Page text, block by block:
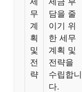
무
계
획
및
전
략
담을 줄
이기 위
한 세무
계획 및
전략을
수립합니
다.